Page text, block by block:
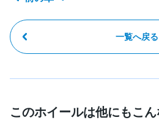
一覧へ戻る
このホイールは他にもこ